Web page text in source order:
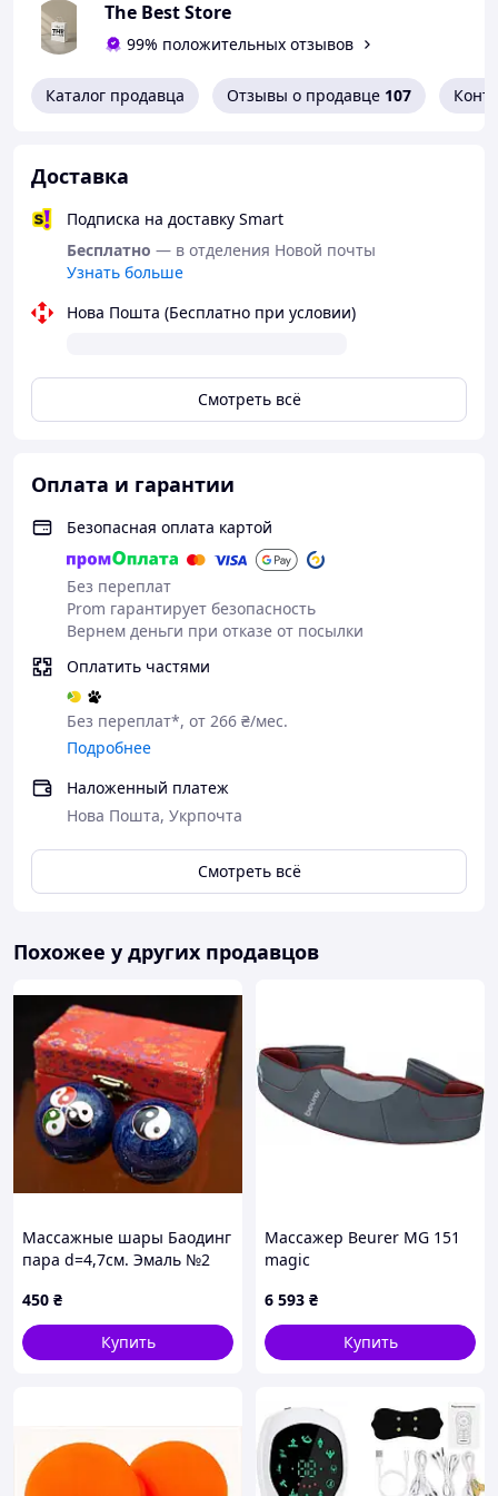
массажа любой части тела и наслаждаться
расслаблением в любое время и в любом месте.
- Интеллектуальная технология измерения давления
- Силовой двигатель нового поколения
- Ударная сила 13 кг
- Скорость 1800-3800 об/мин
- Интеллектуальная обратная связь давления
- 99 типа регулировки передач
- 8шт профессиональные массажные головки
- Портативная зарядка Type-C
Комплектация:
Массажер +8 насадок + кейс + кабель для зарядки +
инструкция по использованию
The Best Store
99% положительных отзывов
Каталог продавца Отзывы о продавце 107
Доставка
Подписка на доставку Smart
Бесплатно — в отделения Новой почты
Узнать больше
Нова Пошта (Бесплатно при условии)
Смотреть всё
Оплата и гарантии
Безопасная оплата картой
Без переплат
Prom гарантирует безопасность
Вернем деньги при отказе от посылки
Оплатить частями
Без переплат*, от 266 ₴/мес.
Подробнее
Наложенный платеж
Нова Пошта, Укрпочта
Смотреть всё
Похожее у других продавцов
Массажные шары Баодинг
пара d=4,7см. Эмаль №2
450 ₴
Купить
Массажер Beurer MG 151
magic
6 593 ₴
Купить